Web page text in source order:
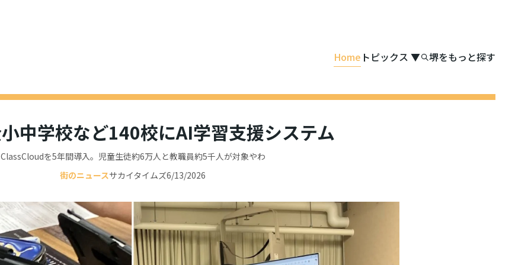
Home トピックス ▼ 堺をもっと探す
中学校など140校にAI学習支援システム
ClassCloudを5年間導入。児童生徒約6万人と教職員約5千人が対象やわ
街のニュースサカイタイムズ6/13/2026